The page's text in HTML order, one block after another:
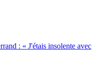
: « J'étais insolente avec